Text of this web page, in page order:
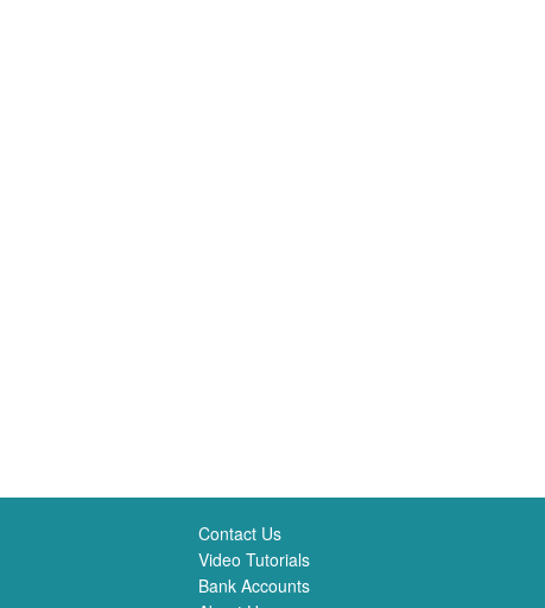
Contact Us
Video Tutorials
Bank Accounts